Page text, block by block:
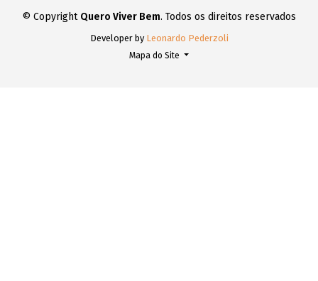
© Copyright Quero Viver Bem. Todos os direitos reservados
Developer by Leonardo Pederzoli
Mapa do Site